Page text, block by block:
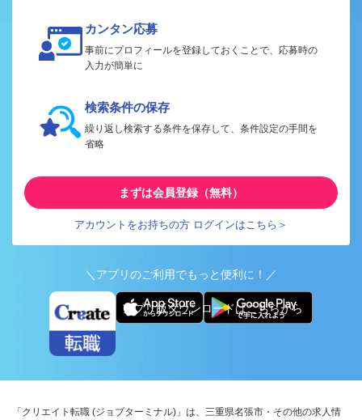
カンタン応募
事前にプロフィールを登録しておくことで、応募時の
入力が簡単に
検索条件の保存
繰り返し検索する条件を保存して、条件設定の手間を
省略
まずは会員登録（無料）
アカウントをお持ちの方 ログインはこちら＞
＼アプリのご利用でもっと便利に！／
アプリ版ダウンロードはこちらから
「クリエイト転職 (ジョブターミナル)」は、三重県名張市・その他の求人情